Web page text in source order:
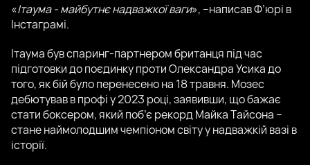
«Ітаума - майбутнє надважкої ваги», –написав Ф’юрі в
Інстаграмі.
Ітаума був спаринг-партнером британця під час
підготовки до поєдинку проти Олександра Усика до
того, як бій було перенесено на 18 травня. Мозес
дебютував в профі у 2023 році, заявивши, що бажає
стати боксером, який поб’є рекорд Майка Тайсона –
стане наймолодшим чемпіоном світу у надважкій вазі в
історії.